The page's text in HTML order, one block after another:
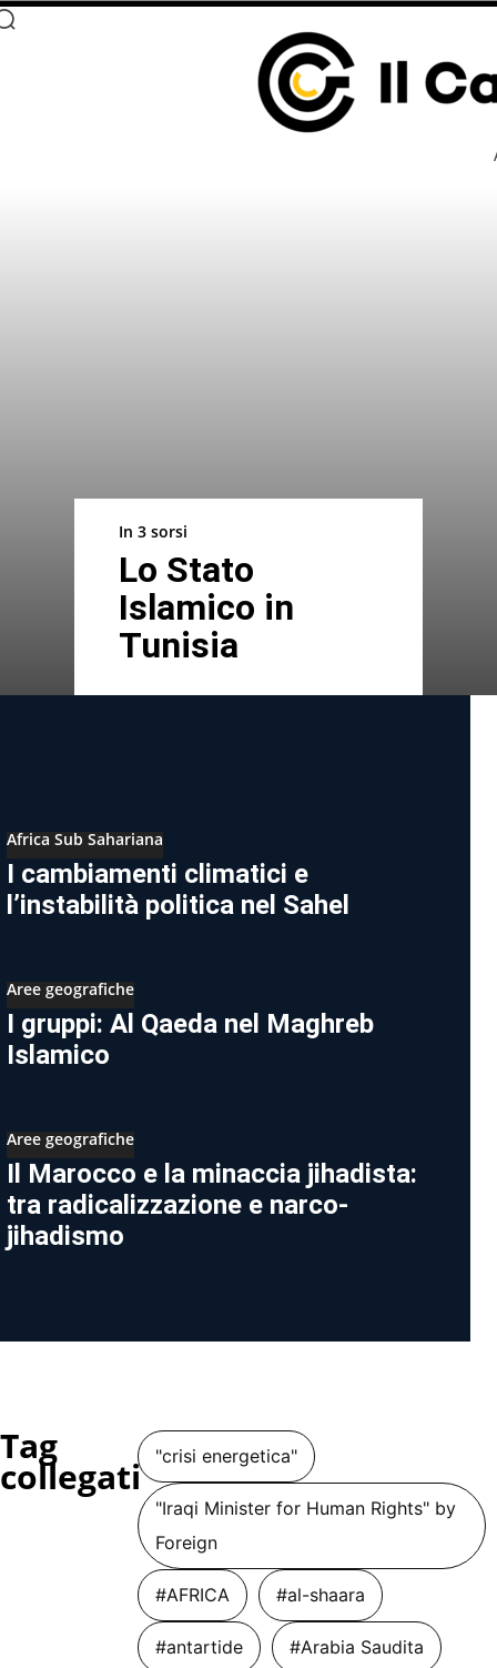
In 3 sorsi
Lo Stato
Islamico in
Tunisia
Africa Sub Sahariana
I cambiamenti climatici e
l’instabilità politica nel Sahel
Aree geografiche
I gruppi: Al Qaeda nel Maghreb
Islamico
Aree geografiche
Il Marocco e la minaccia jihadista:
tra radicalizzazione e narco-
jihadismo
Tag
collegati "crisi energetica"
"Iraqi Minister for Human Rights" by
Foreign
#AFRICA #al-shaara
#antartide #Arabia Saudita